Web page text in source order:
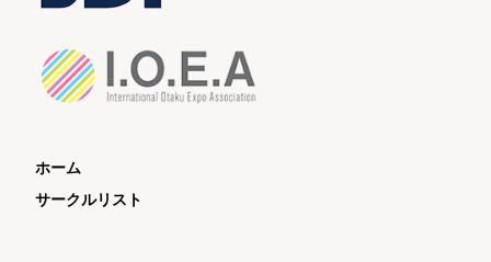
ホーム
サークルリスト